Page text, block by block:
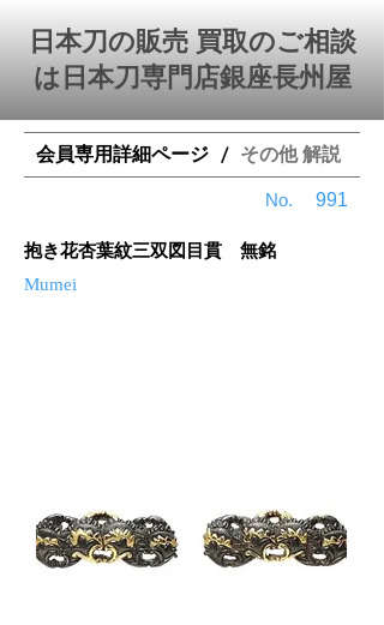
日本刀の販売 買取のご相談
は日本刀専門店銀座⻑州屋
会員専用詳細ページ / その他 解説
​No. 991
抱き花杏葉紋三双図目貫 無銘
Mumei